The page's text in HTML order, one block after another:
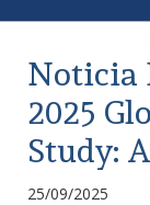
Noticia
2025
Study:
25/09/2025